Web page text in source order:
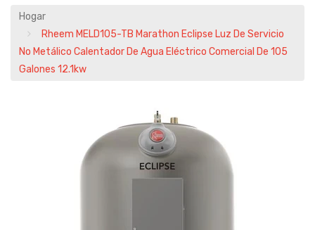
Hogar
Rheem MELD105-TB Marathon Eclipse Luz De Servicio
No Metálico Calentador De Agua Eléctrico Comercial De 105
Galones 12.1kw